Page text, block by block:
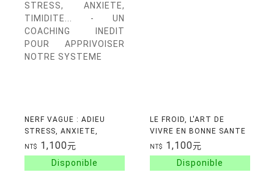
NERF VAGUE : ADIEU
STRESS, ANXIETE,
TIMIDITE... - UN
COACHING INEDIT POUR
APPRIVOISER NOTRE
NT$ 1,100元
LE FROID, L'ART DE
VIVRE EN BONNE SANTE
! - UN VERITABLE
CHEMIN DE BIEN-ETRE,
DE JOIE ET DE SANTE, A
NT$ 1,100元